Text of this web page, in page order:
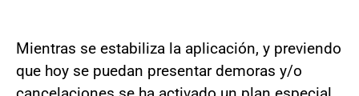
Mientras se estabiliza la aplicación, y previendo
que hoy se puedan presentar demoras y/o